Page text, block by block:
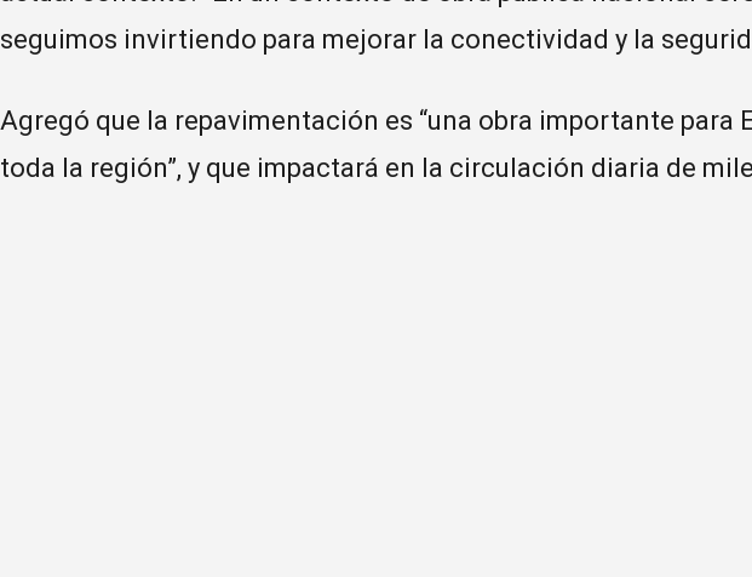
seguimos invirtiendo para mejorar la conectividad y la
Agregó que la repavimentación es “una obra importante para
toda la región”, y que impactará en la circulación diaria de